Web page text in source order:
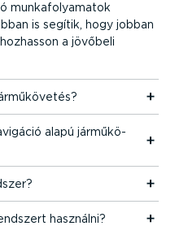
munka­fo­lya­matok
is segítik, hogy jobban
a jövőbeli
alapú jármű­kö­
használni?